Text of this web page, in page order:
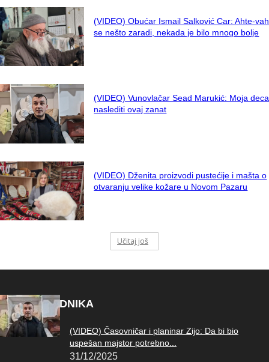
(VIDEO) Obućar Ismail Salković Car: Ahte-
se nešto zaradi, nekada je bilo mnogo bolje
(VIDEO) Vunovlačar Sead Marukić: Moja
naslediti ovaj zanat
(VIDEO) Dženita proizvodi pustećije i mašta o
otvaranju velike kožare u Novom Pazaru
Učitaj još
IZBOR UREDNIKA
(VIDEO) Časovničar i planinar Zijo: Da bi bio
uspešan majstor potrebno...
31/12/2025